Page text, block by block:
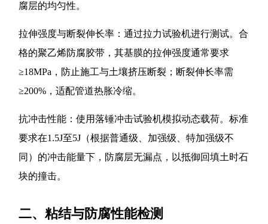
腐层的均匀性。
拉伸强度与断裂伸长率：通过拉力试验机进行测试。合
格的聚乙烯防腐胶带，其基膜的拉伸强度通常要求
≥18MPa，防止施工与土壤挤压断裂；断裂伸长率需
≥200%，适配管道热胀冷缩。
抗冲击性能：使用落锤冲击试验机模拟动态载荷。标准
要求在1.5J至5J（根据普通级、加强级、特加强级不
同）的冲击能量下，防腐层无漏点，以抵御回填土时石
块的撞击。
二、粘结与防腐性能检测